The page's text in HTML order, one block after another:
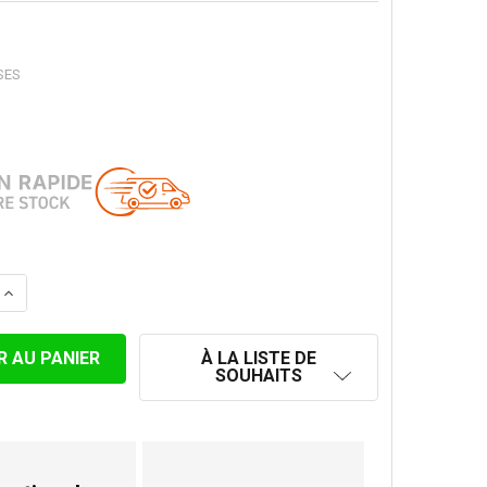
QUANTITÉ DE REDUCTION, BLEUI, SIMPLE PAROI MINCE
AUGMENTER LA QUANTITÉ DE REDUCTION, BLEUI,
À LA LISTE DE
SOUHAITS